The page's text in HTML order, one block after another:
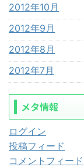
2012年10月
2012年9月
2012年8月
2012年7月
メタ情報
ログイン
投稿フィード
コメントフィード